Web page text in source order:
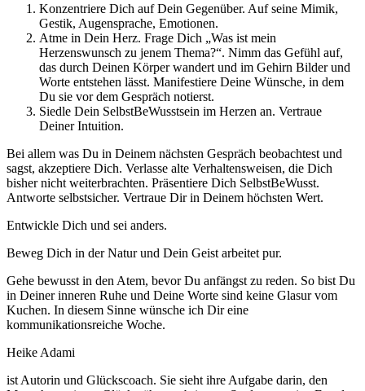
Konzentriere Dich auf Dein Gegenüber. Auf seine Mimik,
Gestik, Augensprache, Emotionen.
Atme in Dein Herz. Frage Dich „Was ist mein
Herzenswunsch zu jenem Thema?“. Nimm das Gefühl auf,
das durch Deinen Körper wandert und im Gehirn Bilder und
Worte entstehen lässt. Manifestiere Deine Wünsche, in dem
Du sie vor dem Gespräch notierst.
Siedle Dein SelbstBeWusstsein im Herzen an. Vertraue
Deiner Intuition.
Bei allem was Du in Deinem nächsten Gespräch beobachtest und
sagst, akzeptiere Dich. Verlasse alte Verhaltensweisen, die Dich
bisher nicht weiterbrachten. Präsentiere Dich SelbstBeWusst.
Antworte selbstsicher. Vertraue Dir in Deinem höchsten Wert.
Entwickle Dich und sei anders.
Beweg Dich in der Natur und Dein Geist arbeitet pur.
Gehe bewusst in den Atem, bevor Du anfängst zu reden. So bist Du
in Deiner inneren Ruhe und Deine Worte sind keine Glasur vom
Kuchen. In diesem Sinne wünsche ich Dir eine
kommunikationsreiche Woche.
Heike Adami
ist Autorin und Glückscoach. Sie sieht ihre Aufgabe darin, den